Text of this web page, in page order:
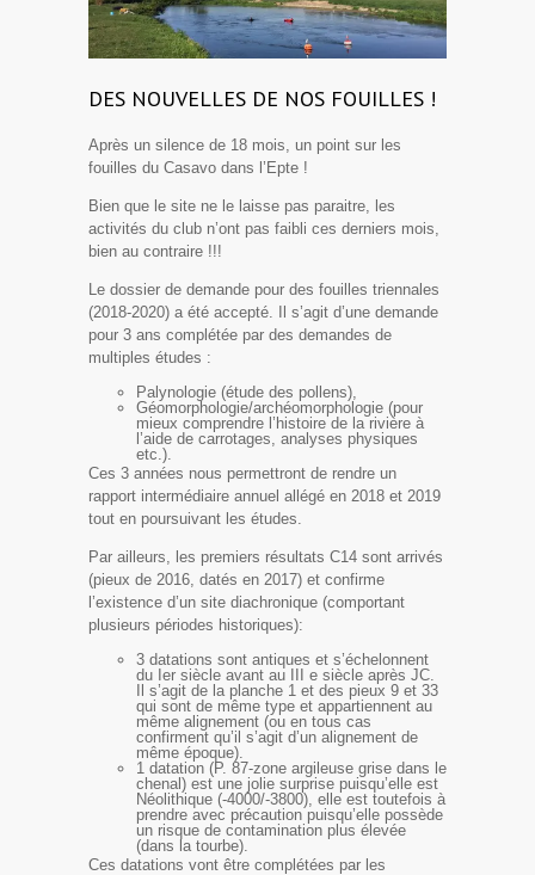
DES NOUVELLES DE NOS FOUILLES !
Après un silence de 18 mois, un point sur les
fouilles du Casavo dans l’Epte !
Bien que le site ne le laisse pas paraitre, les
activités du club n’ont pas faibli ces derniers mois,
bien au contraire !!!
Le dossier de demande pour des fouilles triennales
(2018-2020) a été accepté. Il s’agit d’une demande
pour 3 ans complétée par des demandes de
multiples études :
Palynologie (étude des pollens),
Géomorphologie/archéomorphologie (pour
mieux comprendre l’histoire de la rivière à
l’aide de carrotages, analyses physiques
etc.).
Ces 3 années nous permettront de rendre un
rapport intermédiaire annuel allégé en 2018 et 2019
tout en poursuivant les études.
Par ailleurs, les premiers résultats C14 sont arrivés
(pieux de 2016, datés en 2017) et confirme
l’existence d’un site diachronique (comportant
plusieurs périodes historiques):
3 datations sont antiques et s’échelonnent
du Ier siècle avant au III e siècle après JC.
Il s’agit de la planche 1 et des pieux 9 et 33
qui sont de même type et appartiennent au
même alignement (ou en tous cas
confirment qu’il s’agit d’un alignement de
même époque).
1 datation (P. 87-zone argileuse grise dans le
chenal) est une jolie surprise puisqu’elle est
Néolithique (-4000/-3800), elle est toutefois à
prendre avec précaution puisqu’elle possède
un risque de contamination plus élevée
(dans la tourbe).
Ces datations vont être complétées par les